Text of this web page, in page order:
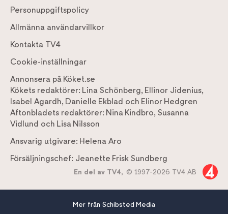
Personuppgiftspolicy
Allmänna användarvillkor
Kontakta TV4
Cookie-inställningar
Annonsera på Köket.se
Kökets redaktörer: Lina Schönberg, Ellinor Jidenius,
Isabel Agardh, Danielle Ekblad och Elinor Hedgren
Aftonbladets redaktörer: Nina Kindbro, Susanna
Vidlund och Lisa Nilsson
Ansvarig utgivare: Helena Aro
Försäljningschef: Jeanette Frisk Sundberg
En del av TV4, © 1997-2026 TV4 AB
Mer från Schibsted Media